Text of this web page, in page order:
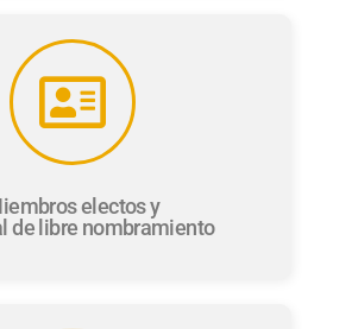
electos y
de libre nombramiento